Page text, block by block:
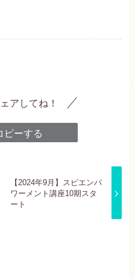
アしてね！
ピーする
【2024年9月】スピエンパ
ワーメント講座10期スタ
ート